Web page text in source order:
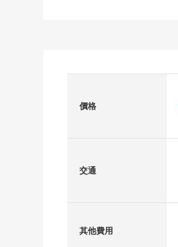
價格
交通
其他費用